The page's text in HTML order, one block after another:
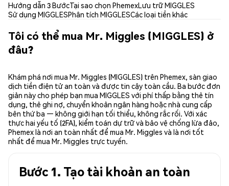
Hướng dẫn 3 BướcTại sao chọn PhemexLưu trữ MIGGLES
Sử dụng MIGGLESPhân tích MIGGLESCác loại tiền khác
Tôi có thể mua Mr. Miggles (MIGGLES) ở
đâu?
Khám phá nơi mua Mr. Miggles (MIGGLES) trên Phemex, sàn giao
dịch tiền điện tử an toàn và được tin cậy toàn cầu. Ba bước đơn
giản này cho phép bạn mua MIGGLES với phí thấp bằng thẻ tín
dụng, thẻ ghi nợ, chuyển khoản ngân hàng hoặc nhà cung cấp
bên thứ ba — không giới hạn tối thiểu, không rắc rối. Với xác
thực hai yếu tố (2FA), kiểm toán dự trữ và bảo vệ chống lừa đảo,
Phemex là nơi an toàn nhất để mua Mr. Miggles và là nơi tốt
nhất để mua Mr. Miggles trực tuyến.
Bước 1. Tạo tài khoản an toàn